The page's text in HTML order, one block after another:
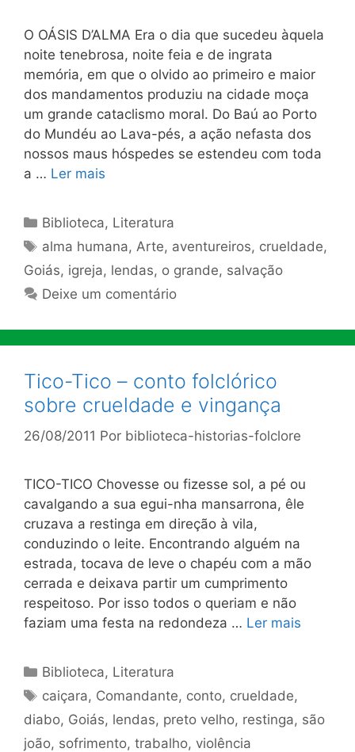
O OÁSIS D’ALMA Era o dia que sucedeu àquela
noite tenebrosa, noite feia e de ingrata
memória, em que o olvido ao primeiro e maior
dos mandamentos produziu na cidade moça
um grande cataclismo moral. Do Baú ao Porto
do Mundéu ao Lava-pés, a ação nefasta dos
nossos maus hóspedes se estendeu com toda
a … Ler mais
Categorias
Biblioteca, Literatura
Tags
alma humana,Arte, aventureiros, crueldade,
Goiás, igreja, lendas, o grande, salvação
Deixe um comentário
Tico-Tico – conto folclórico
sobre crueldade e vingança
26/08/2011 Por biblioteca-historias-folclore
TICO-TICO Chovesse ou fizesse sol, a pé ou
cavalgando a sua egui-nha mansarrona, êle
cruzava a restinga em direção à vila,
conduzindo o leite. Encontrando alguém na
estrada, tocava de leve o chapéu com a mão
cerrada e deixava partir um cumprimento
respeitoso. Por isso todos o queriam e não
faziam uma festa na redondeza … Ler mais
Categorias
Biblioteca, Literatura
Tags
caiçara, Comandante, conto, crueldade,
diabo, Goiás, lendas, preto velho, restinga, são
joão, sofrimento, trabalho, violência